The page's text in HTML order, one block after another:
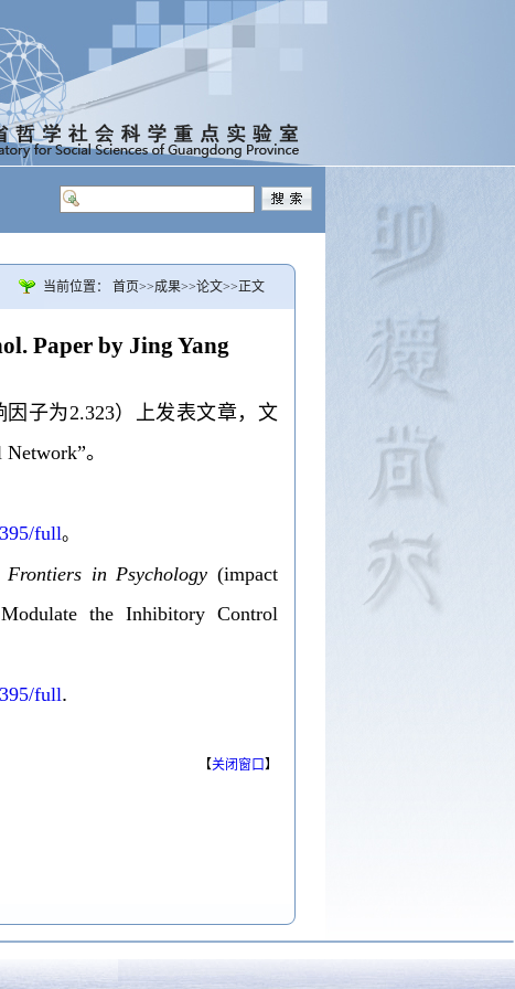
当前位置： 首页>>成果>>论文>>正文
Paper by Jing Yang
因子为2.323）上发表文章，文
。
full。
Frontiers in Psychology (impact
the Inhibitory Control
full.
【关闭窗口】